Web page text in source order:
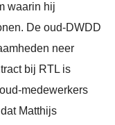
waarin hij
De oud-DWDD
neer
bij RTL is
medewerkers
Matthijs